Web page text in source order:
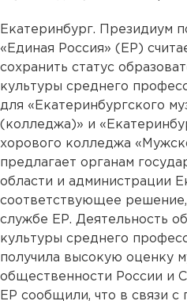
Екатеринбург. Президиум
«Единая Россия» (ЕР)
сохранить статус
культуры среднего
для «Екатеринбургского
(колледжа)» и
хорового колледжа
предлагает органам
области и администрации
соответствующее
службе ЕР. Деятельность
культуры среднего
получила высокую оценку
общественности России и
ЕР сообщили, что в связи